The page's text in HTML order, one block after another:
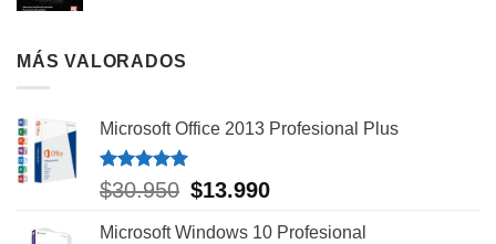
MÁS VALORADOS
Microsoft Office 2013 Profesional Plus
Valorado
con5.00
$30.950 El
original
$13.990El
actual
Microsoft Windows 10 Profesional